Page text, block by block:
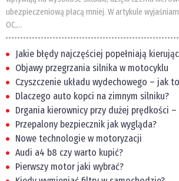
ubezpieczeniową płacą mniej. W artykule
OC,...
Jakie błędy najczęściej popełniają
Objawy przegrzania silnika w motocyklu
Czyszczenie układu wydechowego – jak
Dlaczego auto kopci na zimnym silniku?
Drgania kierownicy przy dużej prędkości –
Przepalony bezpiecznik jak wygląda?
Nowe technologie w motoryzacji
Audi a4 b8 czy warto kupić?
Pierwszy motor jaki wybrać?